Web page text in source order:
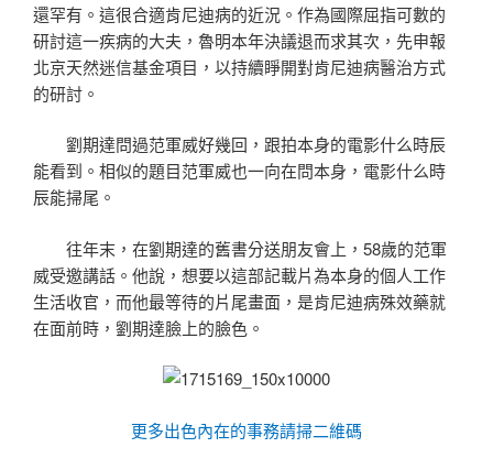
還罕有。這很合適肯尼迪病的近況。作為國際屈指可數的
研討這一疾病的大夫，魯明本年決議退而求其次，先申報
北京天然迷信基金項目，以持續睜開對肯尼迪病醫治方式
的研討。
劉期達問過范軍威好幾回，跟拍本身的電影什么時辰
能看到。相似的題目范軍威也一向在問本身，電影什么時
辰能掃尾。
往年末，在劉期達的舊書分送朋友會上，58歲的范軍
威受邀講話。他說，想要以這部記載片為本身的個人工作
生活收官，而他最等待的片尾畫面，是肯尼迪病殊效藥就
在面前時，劉期達臉上的臉色。
更多出色內在的事務請掃二維碼